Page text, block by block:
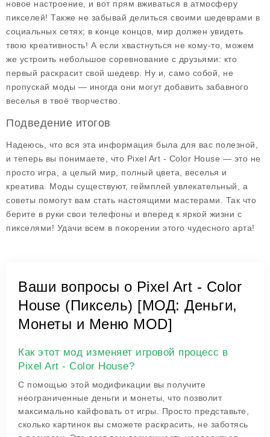
новое настроение, и вот прям вживаться в атмосферу
пикселей! Также не забывай делиться своими шедеврами в
социальных сетях; в конце концов, мир должен увидеть
твою креативность! А если хвастнуться не кому-то, можем
же устроить небольшое соревнование с друзьями: кто
первый раскрасит свой шедевр. Ну и, само собой, не
пропускай моды — иногда они могут добавить забавного
веселья в твоё творчество.
Подведение итогов
Надеюсь, что вся эта информация была для вас полезной,
и теперь вы понимаете, что Pixel Art - Color House — это не
просто игра, а целый мир, полный цвета, веселья и
креатива. Моды существуют, геймплей увлекательный, а
советы помогут вам стать настоящими мастерами. Так что
берите в руки свои телефоны и вперед к яркой жизни с
пикселями! Удачи всем в покорении этого чудесного арта!
Ваши вопросы о Pixel Art - Color
House (Пиксель) [МОД: Деньги,
Монеты и Меню MOD]
Как этот мод изменяет игровой процесс в
Pixel Art - Color House?
С помощью этой модификации вы получите
неограниченные деньги и монеты, что позволит
максимально кайфовать от игры. Просто представьте,
сколько картинок вы сможете раскрасить, не заботясь